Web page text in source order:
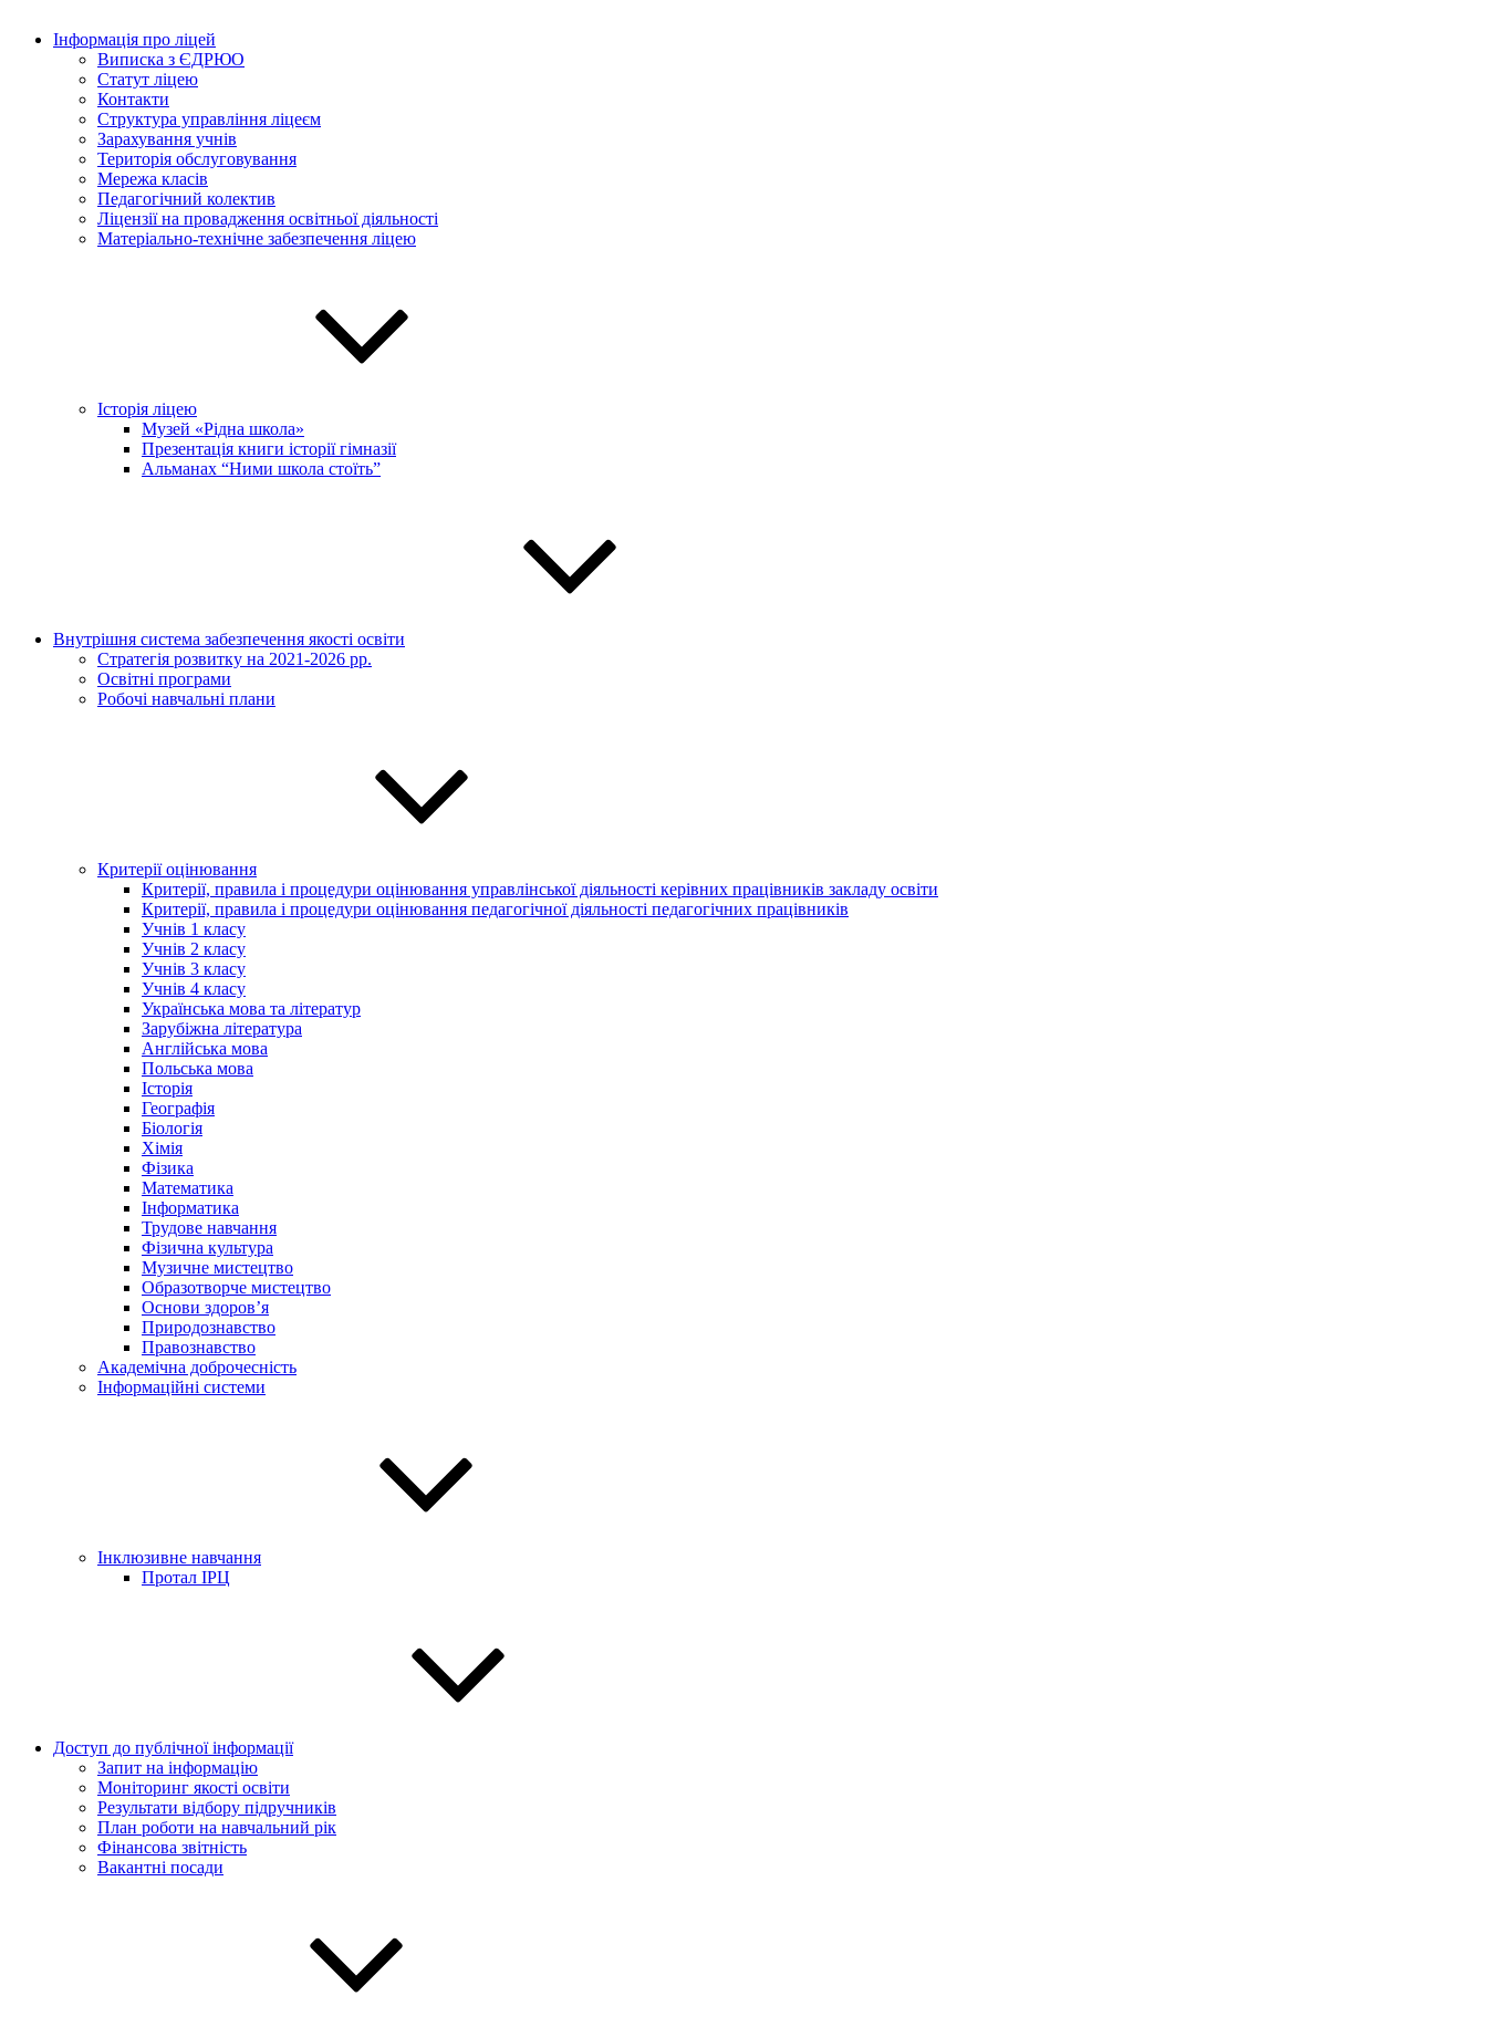
Інформація про ліцей
Виписка з ЄДРЮО
Статут ліцею
Контакти
Структура управління ліцеєм
Зарахування учнів
Територія обслуговування
Мережа класів
Педагогічний колектив
Ліцензії на провадження освітньої діяльності
Матеріально-технічне забезпечення ліцею
Історія ліцею
Музей «Рідна школа»
Презентація книги історії гімназії
Альманах “Ними школа стоїть”
Внутрішня система забезпечення якості освіти
Стратегія розвитку на 2021-2026 рр.
Освітні програми
Робочі навчальні плани
Критерії оцінювання
Критерії, правила і процедури оцінювання управлінської діяльності керівних працівників закладу освіти
Критерії, правила і процедури оцінювання педагогічної діяльності педагогічних працівників
Учнів 1 класу
Учнів 2 класу
Учнів 3 класу
Учнів 4 класу
Українська мова та літератур
Зарубіжна література
Англійська мова
Польська мова
Історія
Географія
Біологія
Хімія
Фізика
Математика
Інформатика
Трудове навчання
Фізична культура
Музичне мистецтво
Образотворче мистецтво
Основи здоров’я
Природознавство
Правознавство
Академічна доброчесність
Інформаційні системи
Інклюзивне навчання
Протал ІРЦ
Доступ до публічної інформації
Запит на інформацію
Моніторинг якості освіти
Результати відбору підручників
План роботи на навчальний рік
Фінансова звітність
Вакантні посади